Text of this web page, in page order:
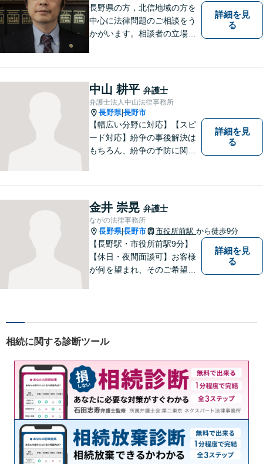
長野県の方，北信地域の方を
中心に法律問題のご相談をう
かがいます。相談者の立場を
詳細を見
る
中山 耕平 弁護士
弁護士法人中山法律事務所
長野県|長野市
【幅広い分野に対応】【スピ
ード対応】紛争の事後解決は
もちろん、紛争の予防に関す
ら弁護士へ事前に法律相談を
する癖をつけることを勧めて
おります。早期相談が早期解
決に繋がりますのでお気軽に
ご相談ください。
詳細を見
る
金井 崇晃 弁護士
ながの法律事務所
長野県|長野市 市役所前駅 から徒歩9分
【長野駅・市役所前駅9分】
【休日・夜間面談可】お客様
が何を望まれ、そのご希望を
合っています。 できる限り負
解決を目指すことを信条とし
ています。
詳細を見
る
相続に関する診断ツール